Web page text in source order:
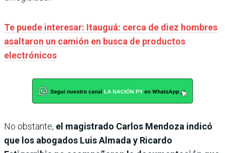
Te puede interesar: Itauguá: cerca de diez hombres
asaltaron un camión en busca de productos
electrónicos
No obstante, el magistrado Carlos Mendoza indicó
que los abogados Luis Almada y Ricardo